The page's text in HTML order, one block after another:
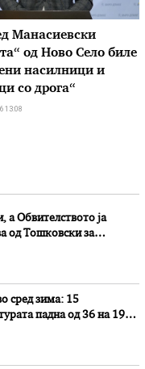
Манасиевски
од Ново Село биле
насилници и
со дрога“
13:08
а Обвителството ја
од Тошковски за
сред зима: 15
падна од 36 на 19